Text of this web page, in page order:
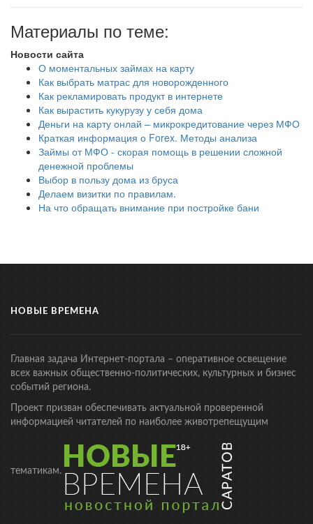
Материалы по теме:
Новости сайта
О моментальных займах на карту
Как выбрать матрас для новорожденного
Как рекламировать продукт в интернете
Как вырастить кукурузу у себя дома
Деньги на карту онлай – микрокредитование через МФО
Краткая информация о Forex. Методы анализа
Займы от МФО - скорая помощь в решении сложной
денежной проблемы
Выбор в пользу дома из бруса
Делаем визитки по правилам.
На что обращать внимание при постройке бани
НОВЫЕ ВРЕМЕНА
Главная задача Интернет-портала – оперативное освещение
всех важных общественно-политических, культурных и бизнес
событий региона.
Проект призван обеспечивать актуальной проверенной
информацией читателей по наиболее животрепещущим
тематикам.